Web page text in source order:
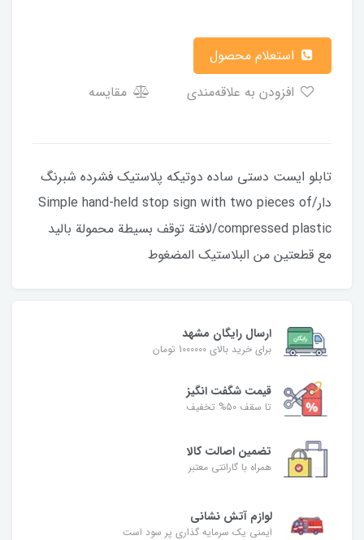
مقایسه
تابلو ایست دستی ساده دوتیکه پلاستیک فشرده شبرنگ
دار/Simple hand-held stop sign with two pieces of
compressed plastic/لافتة توقف بسيطة محمولة باليد
مع قطعتين من البلاستيك المضغوط
ارسال رایگان مشهد
برای خرید بالای 1000000 تومان
قیمت شگفت‌ انگیز
تا سقف 50% تخفیف
تضمین اصالت کالا
همراه با گارانتی معتبر
لوازم آتش نشانی
ایمنی یک سرمایه گذاری پر سود است